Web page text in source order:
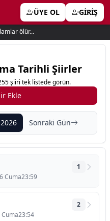
ÜYE OL GİRİŞ
ölür...
Tarihli Şiirler
şiiri tek listede görün.
Ekle
Sonraki Gün
Cuma23:59
1
Cuma23:54
2